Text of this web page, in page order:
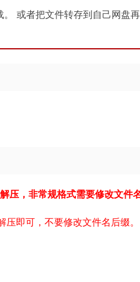
或者把文件转存到自己网盘
，非常规格式需要修改文件
即可，不要修改文件名后缀。